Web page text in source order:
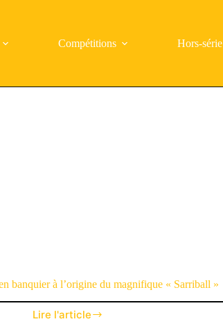
Compétitions Hors-série
banquier à l’origine du magnifique « Sarriball »
Lire l'article
Maurizio